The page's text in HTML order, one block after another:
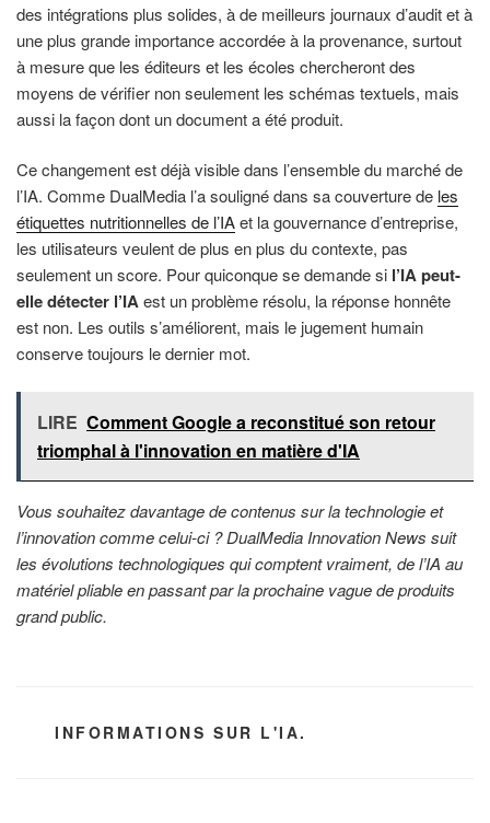
des intégrations plus solides, à de meilleurs journaux d’audit et à
une plus grande importance accordée à la provenance, surtout
à mesure que les éditeurs et les écoles chercheront des
moyens de vérifier non seulement les schémas textuels, mais
aussi la façon dont un document a été produit.
Ce changement est déjà visible dans l’ensemble du marché de
l’IA. Comme DualMedia l’a souligné dans sa couverture de les
étiquettes nutritionnelles de l’IAet la gouvernance d’entreprise,
les utilisateurs veulent de plus en plus du contexte, pas
seulement un score. Pour quiconque se demande si l’IA peut-
elle détecter l’IAest un problème résolu, la réponse honnête
est non. Les outils s’améliorent, mais le jugement humain
conserve toujours le dernier mot.
LIRE Comment Google a reconstitué son retour
triomphal à l'innovation en matière d'IA
Vous souhaitez davantage de contenus sur la technologie et
l’innovation comme celui-ci ? DualMedia Innovation News suit
les évolutions technologiques qui comptent vraiment, de l’IA au
matériel pliable en passant par la prochaine vague de produits
grand public.
CATÉGORIES
INFORMATIONS SUR L'IA.